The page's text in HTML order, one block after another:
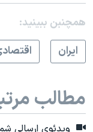
همچنبن ببینید:
ايران
مطالب